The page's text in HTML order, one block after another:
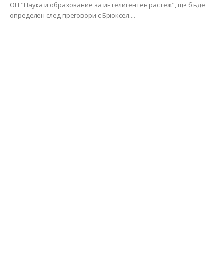
ОП "Наука и образование за интелигентен растеж", ще бъде
определен след преговори с Брюксел....